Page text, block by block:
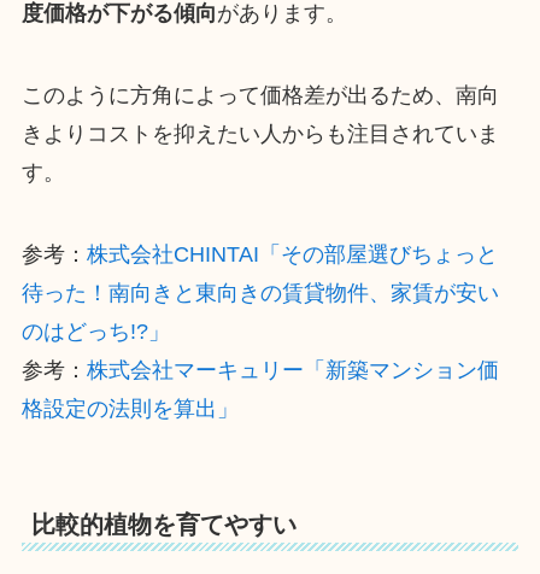
度価格が下がる傾向があります。
このように方角によって価格差が出るため、南向
きよりコストを抑えたい人からも注目されていま
す。
参考： 株式会社CHINTAI「その部屋選びちょっと
待った！南向きと東向きの賃貸物件、家賃が安い
のはどっち!?」
参考： 株式会社マーキュリー「新築マンション価
格設定の法則を算出」
比較的植物を育てやすい